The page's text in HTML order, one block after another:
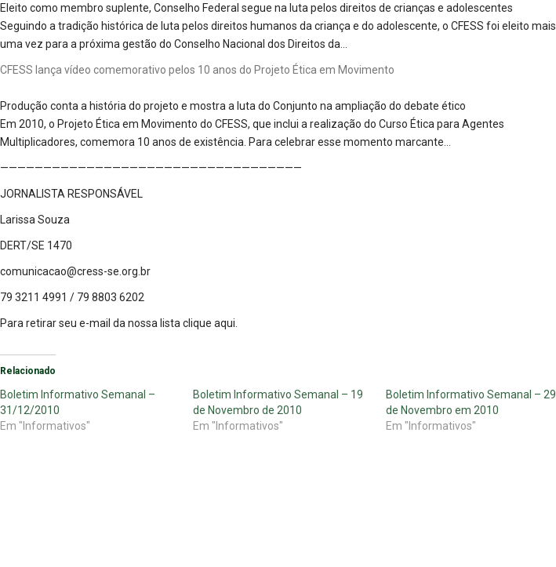
Eleito como membro suplente, Conselho Federal segue na luta pelos direitos de crianças e adolescentes
Seguindo a tradição histórica de luta pelos direitos humanos da criança e do adolescente, o CFESS foi eleito mais
uma vez para a próxima gestão do Conselho Nacional dos Direitos da…
CFESS lança vídeo comemorativo pelos 10 anos do Projeto Ética em Movimento
Produção conta a história do projeto e mostra a luta do Conjunto na ampliação do debate ético
Em 2010, o Projeto Ética em Movimento do CFESS, que inclui a realização do Curso Ética para Agentes
Multiplicadores, comemora 10 anos de existência. Para celebrar esse momento marcante…
———————————————————————————————————
JORNALISTA RESPONSÁVEL
Larissa Souza
DERT/SE 1470
comunicacao@cress-se.org.br
79 3211 4991 / 79 8803 6202
Para retirar seu e-mail da nossa lista clique aqui
Relacionado
Boletim Informativo Semanal –
31/12/2010
Em "Informativos"
Boletim Informativo Semanal – 19
de Novembro de 2010
Em "Informativos"
Boletim Informativo Semanal – 29
de Novembro em 2010
Em "Informativos"